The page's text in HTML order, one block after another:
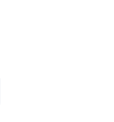
LTS 7.5 HP